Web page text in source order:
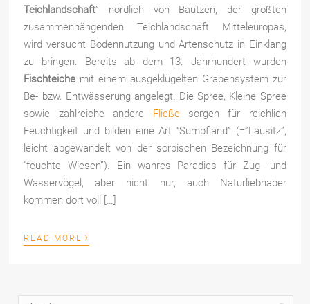
Teichlandschaft” nördlich von Bautzen, der größten
zusammenhängenden Teichlandschaft Mitteleuropas,
wird versucht Bodennutzung und Artenschutz in Einklang
zu bringen. Bereits ab dem 13. Jahrhundert wurden
Fischteiche mit einem ausgeklügelten Grabensystem zur
Be- bzw. Entwässerung angelegt. Die Spree, Kleine Spree
sowie zahlreiche andere Fließesorgen für reichlich
Feuchtigkeit und bilden eine Art “Sumpfland” (=”Lausitz”,
leicht abgewandelt von der sorbischen Bezeichnung für
“feuchte Wiesen”). Ein wahres Paradies für Zug- und
Wasservögel, aber nicht nur, auch Naturliebhaber
kommen dort voll […]
READ MORE ›